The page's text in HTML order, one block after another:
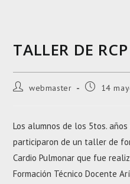
TALLER DE RCP
Autorwebmaster
Entrada
14
Los alumnos de los 5tos.
participaron de un taller de
Cardio Pulmonar que fue
Formación Técnico Docente